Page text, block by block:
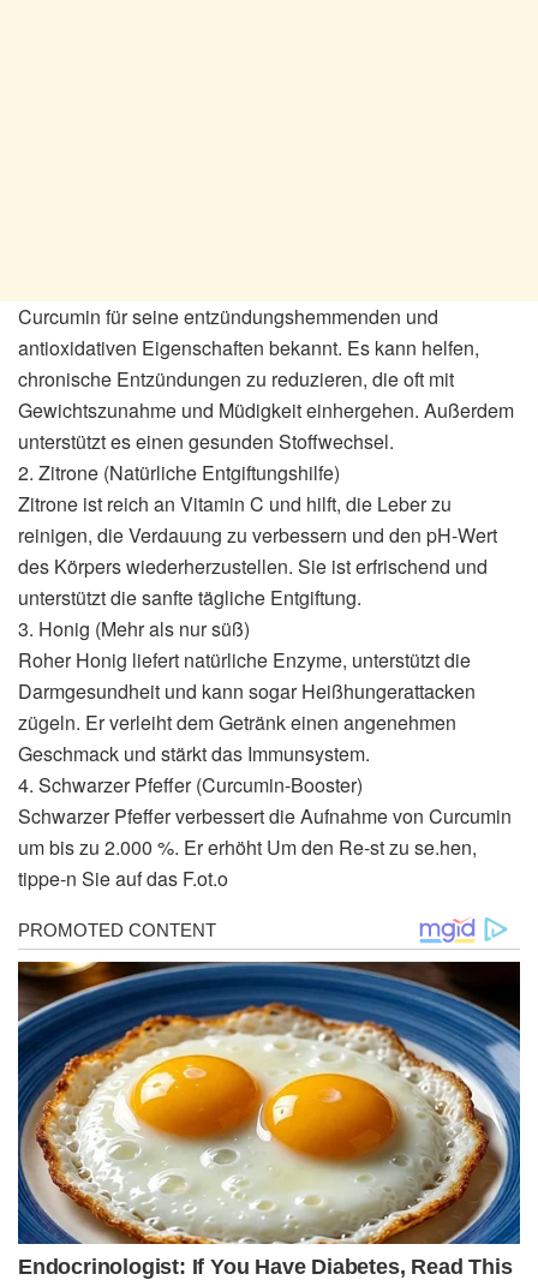
Curcumin für seine entzündungshemmenden und
antioxidativen Eigenschaften bekannt. Es kann helfen,
chronische Entzündungen zu reduzieren, die oft mit
Gewichtszunahme und Müdigkeit einhergehen. Außerdem
unterstützt es einen gesunden Stoffwechsel.
2. Zitrone (Natürliche Entgiftungshilfe)
Zitrone ist reich an Vitamin C und hilft, die Leber zu
reinigen, die Verdauung zu verbessern und den pH-Wert
des Körpers wiederherzustellen. Sie ist erfrischend und
unterstützt die sanfte tägliche Entgiftung.
3. Honig (Mehr als nur süß)
Roher Honig liefert natürliche Enzyme, unterstützt die
Darmgesundheit und kann sogar Heißhungerattacken
zügeln. Er verleiht dem Getränk einen angenehmen
Geschmack und stärkt das Immunsystem.
4. Schwarzer Pfeffer (Curcumin-Booster)
Schwarzer Pfeffer verbessert die Aufnahme von Curcumin
um bis zu 2.000 %. Er erhöht Um den Re-st zu se.hen,
tippe-n Sie auf das F.ot.o